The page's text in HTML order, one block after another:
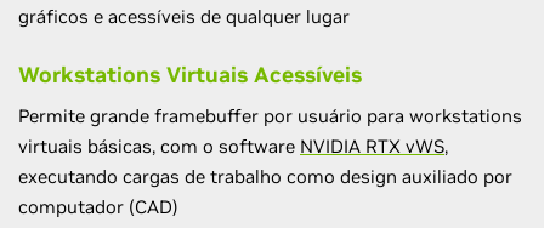
gráficos e acessíveis de qualquer lugar
Workstations Virtuais Acessíveis
Permite grande framebuffer por usuário para workstations
virtuais básicas, com o software NVIDIA RTX vWS,
executando cargas de trabalho como design auxiliado por
computador (CAD)